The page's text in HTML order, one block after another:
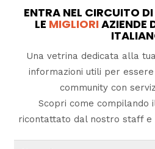
ENTRA NEL CIRCUITO DI
LE MIGLIORIAZIENDE
Una vetrina dedicata alla
informazioni utili per
community con
Scopri come compilando
ricontattato dal nostro staff e